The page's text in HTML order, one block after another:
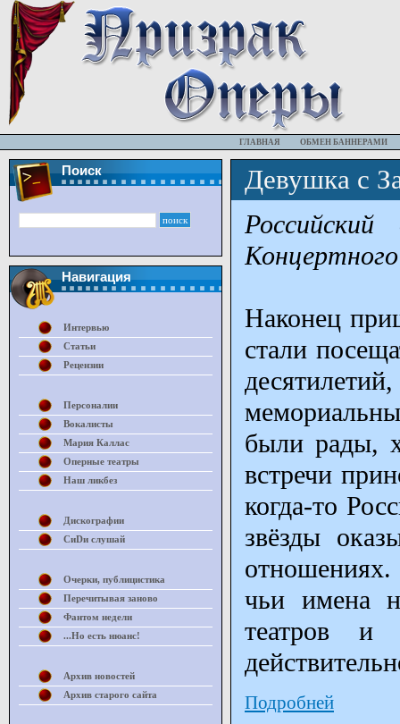
ГЛАВНАЯ ОБМЕН БАННЕРАМИ
Девушка с
Наконец
стали
были рады,
встречи
когда-то
звёзды
чьи имена
театров
Подробней
Поиск
Навигация
Интервью
Статьи
Рецензии
Персоналии
Вокалисты
Мария Каллас
Оперные театры
Наш ликбез
Дискографии
СиDи слушай
Очерки, публицистика
Перечитывая заново
Фантом недели
...Но есть нюанс!
Архив новостей
Архив старого сайта